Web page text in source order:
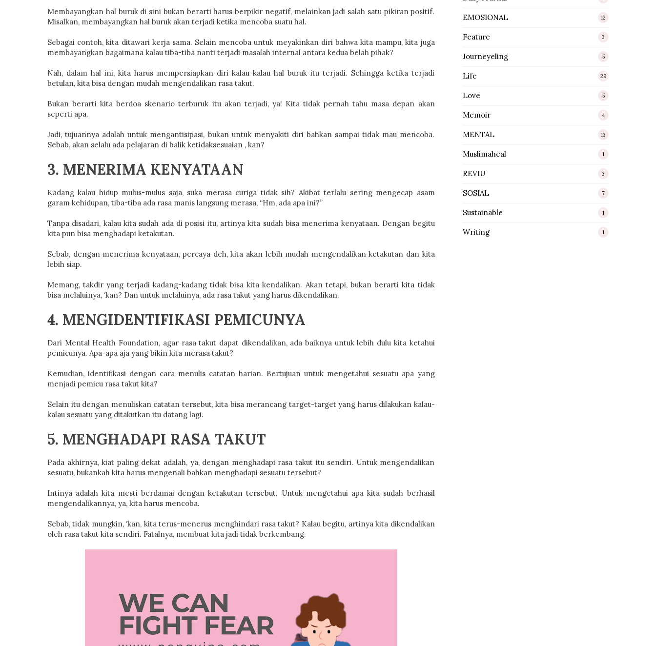
Membayangkan hal buruk di sini bukan berarti harus berpikir negatif, melainkan jadi salah satu pikiran positif.
Misalkan, membayangkan hal buruk akan terjadi ketika mencoba suatu hal.
Sebagai contoh, kita ditawari kerja sama. Selain mencoba untuk meyakinkan diri bahwa kita mampu, kita juga
membayangkan bagaimana kalau tiba-tiba nanti terjadi masalah internal antara kedua belah pihak?
Nah, dalam hal ini, kita harus mempersiapkan diri kalau-kalau hal buruk itu terjadi. Sehingga ketika terjadi
betulan, kita bisa dengan mudah mengendalikan rasa takut.
Bukan berarti kita berdoa skenario terburuk itu akan terjadi, ya! Kita tidak pernah tahu masa depan akan
seperti apa.
Jadi, tujuannya adalah untuk mengantisipasi, bukan untuk menyakiti diri bahkan sampai tidak mau mencoba.
Sebab, akan selalu ada pelajaran di balik ketidaksesuaian , kan?
3. MENERIMA KENYATAAN
Kadang kalau hidup mulus-mulus saja, suka merasa curiga tidak sih? Akibat terlalu sering mengecap asam
garam kehidupan, tiba-tiba ada rasa manis langsung merasa, “Hm, ada apa ini?”
Tanpa disadari, kalau kita sudah ada di posisi itu, artinya kita sudah bisa menerima kenyataan. Dengan begitu
kita pun bisa menghadapi ketakutan.
Sebab, dengan menerima kenyataan, percaya deh, kita akan lebih mudah mengendalikan ketakutan dan kita
lebih siap.
Memang, takdir yang terjadi kadang-kadang tidak bisa kita kendalikan. Akan tetapi, bukan berarti kita tidak
bisa melaluinya, ‘kan? Dan untuk melaluinya, ada rasa takut yang harus dikendalikan.
4. MENGIDENTIFIKASI PEMICUNYA
Dari Mental Health Foundation, agar rasa takut dapat dikendalikan, ada baiknya untuk lebih dulu kita ketahui
pemicunya. Apa-apa aja yang bikin kita merasa takut?
Kemudian, identifikasi dengan cara menulis catatan harian. Bertujuan untuk mengetahui sesuatu apa yang
menjadi pemicu rasa takut kita?
Selain itu dengan menuliskan catatan tersebut, kita bisa merancang target-target yang harus dilakukan kalau-
kalau sesuatu yang ditakutkan itu datang lagi.
5. MENGHADAPI RASA TAKUT
Pada akhirnya, kiat paling dekat adalah, ya, dengan menghadapi rasa takut itu sendiri. Untuk mengendalikan
sesuatu, bukankah kita harus mengenali bahkan menghadapi sesuatu tersebut?
Intinya adalah kita mesti berdamai dengan ketakutan tersebut. Untuk mengetahui apa kita sudah berhasil
mengendalikannya, ya, kita harus mencoba.
Sebab, tidak mungkin, ‘kan, kita terus-menerus menghindari rasa takut? Kalau begitu, artinya kita dikendalikan
oleh rasa takut kita sendiri. Fatalnya, membuat kita jadi tidak berkembang.
EMOSIONAL 12
Feature 3
Journeyeling 5
Life 29
Love 5
Memoir 4
MENTAL 13
Muslimaheal 1
REVIU 3
SOSIAL 7
Sustainable 1
Writing 1